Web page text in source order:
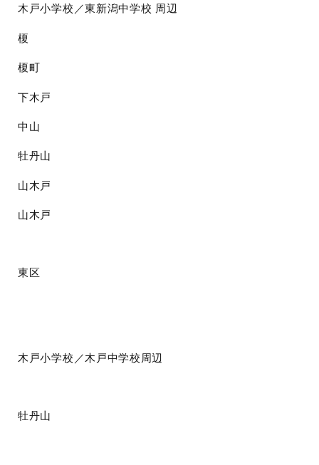
木戸小学校／東新潟中学校 周辺
榎
榎町
下木戸
中山
牡丹山
山木戸
山木戸
東区
木戸小学校／木戸中学校周辺
牡丹山